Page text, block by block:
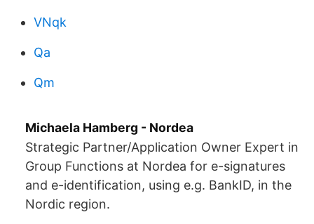
VNqk
Qa
Qm
Michaela Hamberg - Nordea
Strategic Partner/Application Owner Expert in
Group Functions at Nordea for e-signatures
and e-identification, using e.g. BankID, in the
Nordic region.